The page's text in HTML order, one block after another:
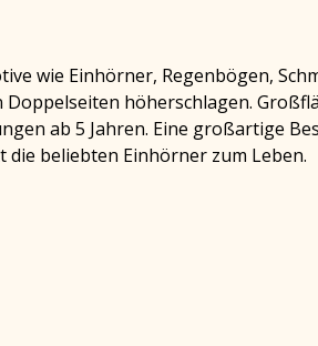
wie Einhörner, Regenbögen,
höherschlagen.
ab 5 Jahren. Eine großartige
beliebten Einhörner zum Leben.